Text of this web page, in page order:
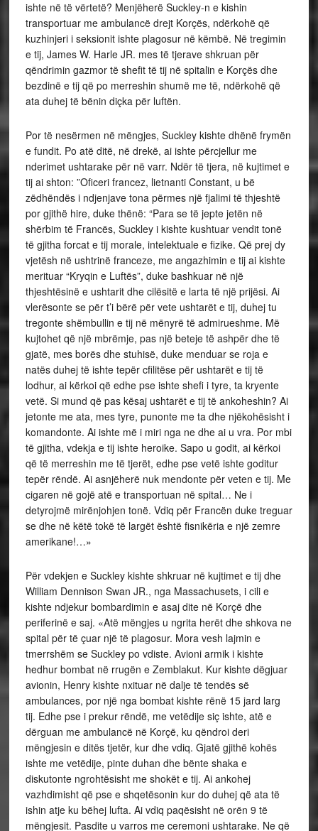
ishte në të vërtetë? Menjëherë Suckley-n e kishin
transportuar me ambulancë drejt Korçës, ndërkohë që
kuzhinjeri i seksionit ishte plagosur në këmbë. Në tregimin
e tij, James W. Harle JR. mes të tjerave shkruan për
qëndrimin gazmor të shefit të tij në spitalin e Korçës dhe
bezdinë e tij që po merreshin shumë me të, ndërkohë që
ata duhej të bënin diçka për luftën.
Por të nesërmen në mëngjes, Suckley kishte dhënë frymën
e fundit. Po atë ditë, në drekë, ai ishte përcjellur me
nderimet ushtarake për në varr. Ndër të tjera, në kujtimet e
tij ai shton: ”Oficeri francez, lietnanti Constant, u bë
zëdhëndës i ndjenjave tona përmes një fjalimi të thjeshtë
por gjithë hire, duke thënë: “Para se të jepte jetën në
shërbim të Francës, Suckley i kishte kushtuar vendit tonë
të gjitha forcat e tij morale, intelektuale e fizike. Që prej dy
vjetësh në ushtrinë franceze, me angazhimin e tij ai kishte
merituar “Kryqin e Luftës”, duke bashkuar në një
thjeshtësinë e ushtarit dhe cilësitë e larta të një prijësi. Ai
vlerësonte se për t’i bërë për vete ushtarët e tij, duhej tu
tregonte shëmbullin e tij në mënyrë të admirueshme. Më
kujtohet që një mbrëmje, pas një beteje të ashpër dhe të
gjatë, mes borës dhe stuhisë, duke menduar se roja e
natës duhej të ishte tepër cfilitëse për ushtarët e tij të
lodhur, ai kërkoi që edhe pse ishte shefi i tyre, ta kryente
vetë. Si mund që pas kësaj ushtarët e tij të ankoheshin? Ai
jetonte me ata, mes tyre, punonte me ta dhe njëkohësisht i
komandonte. Ai ishte më i miri nga ne dhe ai u vra. Por mbi
të gjitha, vdekja e tij ishte heroike. Sapo u godit, ai kërkoi
që të merreshin me të tjerët, edhe pse vetë ishte goditur
tepër rëndë. Ai asnjëherë nuk mendonte për veten e tij. Me
cigaren në gojë atë e transportuan në spital… Ne i
detyrojmë mirënjohjen tonë. Vdiq për Francën duke treguar
se dhe në këtë tokë të largët është fisnikëria e një zemre
amerikane!…»
Për vdekjen e Suckley kishte shkruar në kujtimet e tij dhe
William Dennison Swan JR., nga Massachusets, i cili e
kishte ndjekur bombardimin e asaj dite në Korçë dhe
periferinë e saj. «Atë mëngjes u ngrita herët dhe shkova ne
spital për të çuar një të plagosur. Mora vesh lajmin e
tmerrshëm se Suckley po vdiste. Avioni armik i kishte
hedhur bombat në rrugën e Zemblakut. Kur kishte dëgjuar
avionin, Henry kishte nxituar në dalje të tendës së
ambulances, por një nga bombat kishte rënë 15 jard larg
tij. Edhe pse i prekur rëndë, me vetëdije siç ishte, atë e
dërguan me ambulancë në Korçë, ku qëndroi deri
mëngjesin e ditës tjetër, kur dhe vdiq. Gjatë gjithë kohës
ishte me vetëdije, pinte duhan dhe bënte shaka e
diskutonte ngrohtësisht me shokët e tij. Ai ankohej
vazhdimisht që pse e shqetësonin kur do duhej që ata të
ishin atje ku bëhej lufta. Ai vdiq paqësisht në orën 9 të
mëngjesit. Pasdite u varros me ceremoni ushtarake. Ne që